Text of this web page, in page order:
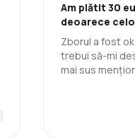
3,8
4,0
Am plătit 30
deoarece
au fost în
toate că am
serviciu!!
Zborul a fost
trebui să-mi
mai sus